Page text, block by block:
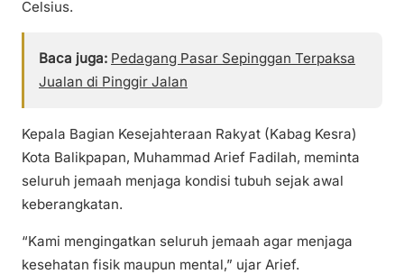
Celsius.
Baca juga: Pedagang Pasar Sepinggan Terpaksa
Jualan di Pinggir Jalan
Kepala Bagian Kesejahteraan Rakyat (Kabag Kesra)
Kota Balikpapan, Muhammad Arief Fadilah, meminta
seluruh jemaah menjaga kondisi tubuh sejak awal
keberangkatan.
“Kami mengingatkan seluruh jemaah agar menjaga
kesehatan fisik maupun mental,” ujar Arief.